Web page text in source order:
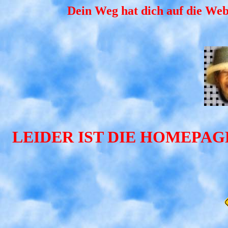
Dein Weg hat dich auf die
LEIDER IST DIE